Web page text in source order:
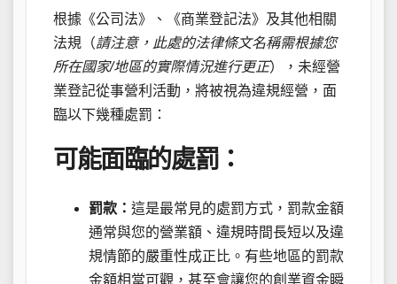
根據《公司法》、《商業登記法》及其他相關
法規（請注意，此處的法律條文名稱需根據您
所在國家/地區的實際情況進行更正），未經營
業登記從事營利活動，將被視為違規經營，面
臨以下幾種處罰：
可能面臨的處罰：
罰款： 這是最常見的處罰方式，罰款金額
通常與您的營業額、違規時間長短以及違
規情節的嚴重性成正比。有些地區的罰款
金額相當可觀，甚至會讓您的創業資金瞬